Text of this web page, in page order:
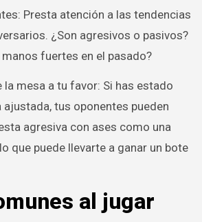
Presta atención a las tendencias
¿Son agresivos o pasivos?
fuertes en el pasado?
la mesa a tu favor: Si has estado
ajustada, tus oponentes pueden
agresiva con ases como una
que puede llevarte a ganar un bote
al jugar